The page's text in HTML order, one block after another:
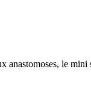
anastomoses, le mini